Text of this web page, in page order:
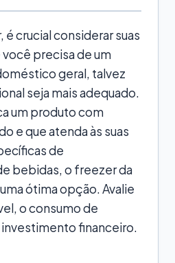
crucial considerar suas
precisa de um
geral, talvez
seja mais adequado.
um produto com
e que atenda às suas
de
bebidas, o freezer da
ótima opção. Avalie
o consumo de
investimento financeiro.